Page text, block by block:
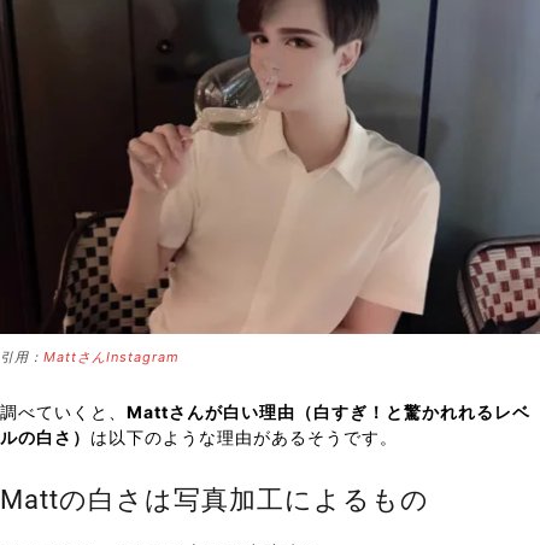
引用： MattさんInstagram
調べていくと、 Mattさんが白い理由（白すぎ！と驚かれれるレベ
ルの白さ） は以下のような理由があるそうです。
Mattの白さは写真加工によるもの